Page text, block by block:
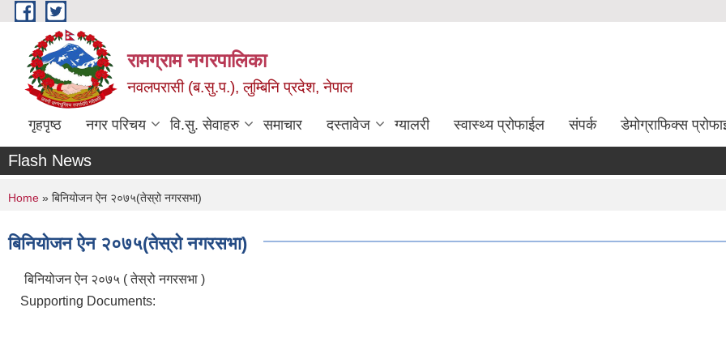
Skip to main content
रामग्राम नगरपालिका
नवलपरासी (ब.सु.प.), लुम्बिनि प्रदेश, नेपाल
गृहपृष्ठ नगर परिचय वि.सु. सेवाहरु समाचार दस्तावेज ग्यालरी स्वास्थ्य प्रोफाईल संपर्क डेमोग्राफिक्स
Flash News
You are here
Home » बिनियोजन ऐन २०७५(तेस्रो नगरसभा)
बिनियोजन ऐन २०७५(तेस्रो नगरसभा)
बिनियोजन ऐन २०७५ ( तेस्रो नगरसभा )
Supporting Documents: